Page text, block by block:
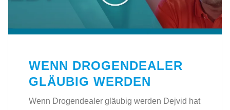
WENN DROGENDEALER
GLÄUBIG WERDEN
Wenn Drogendealer gläubig werden Dejvid hat